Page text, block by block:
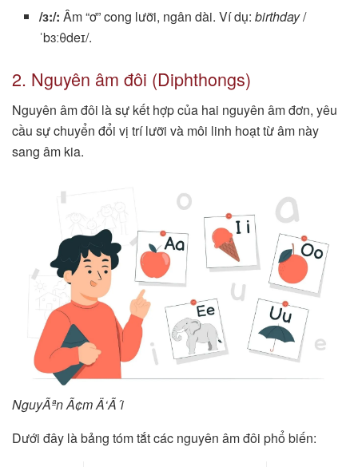
/ɜ:/: Âm “ơ” cong lưỡi, ngân dài. Ví dụ:birthday/
ˈbɜːθdeɪ/.
2. Nguyên âm đôi (Diphthongs)
Nguyên âm đôi là sự kết hợp của hai nguyên âm đơn, yêu
cầu sự chuyển đổi vị trí lưỡi và môi linh hoạt từ âm này
sang âm kia.
NguyÃªn Ã¢m Ä‘Ã´i
Dưới đây là bảng tóm tắt các nguyên âm đôi phổ biến: